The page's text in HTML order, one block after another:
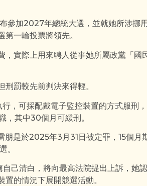
加2027年總統大選，並就她所涉挪
一輪投票將領先。
，實際上用來聘人從事她所屬政黨「國
罰較先前判決來得輕。
，可採配戴電子監控裝置的方式服刑
，其中30個月可緩刑。
是於2025年3月31日被定罪，15個月
。
己清白，將向最高法院提出上訴，她
的情況下展開競選活動。